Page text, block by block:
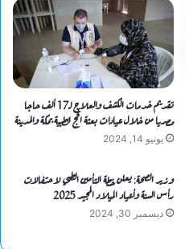
تقديم خدمات الكشف والعلاج لـ17 ألف حاجا
مصريا من خلال عيادات بعثة الحج الطبية بمكة والمدينة
يونيو 14, 2024
وزير الصحة: يعلن خطة التأمين الطبي لاحتفالات
رأس السنة وأعياد الميلاد المجيد 2025
ديسمبر 30, 2024